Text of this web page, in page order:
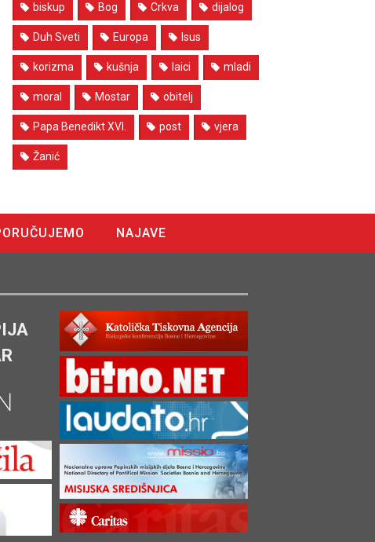
biskup Bog Crkva dijalog
Duh Sveti Europa Isus
korizma kušnja laici mladi
moral Mostar obitelj
Papa Benedikt XVI. post vjera
Žanić
NAJAVE